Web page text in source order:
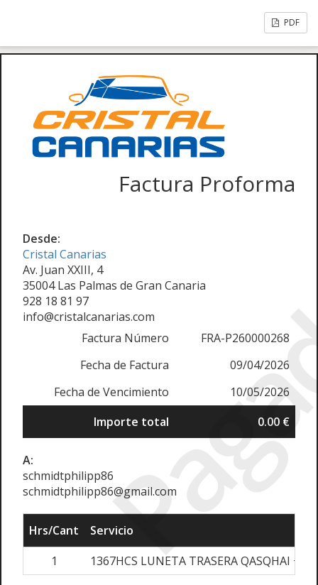
PDF
Factura Proforma
Desde:
Cristal Canarias
Av. Juan XXIII, 4
35004 Las Palmas de Gran Canaria
928 18 81 97
info@cristalcanarias.com
Factura Número
FRA-P260000268
Fecha de Factura
09/04/2026
Fecha de Vencimiento
10/05/2026
Importe total
0.00 €
A:
schmidtphilipp86
schmidtphilipp86@gmail.com
Hrs/Cant
Servicio
1
1367HCS LUNETA TRASERA QASQHAI +2